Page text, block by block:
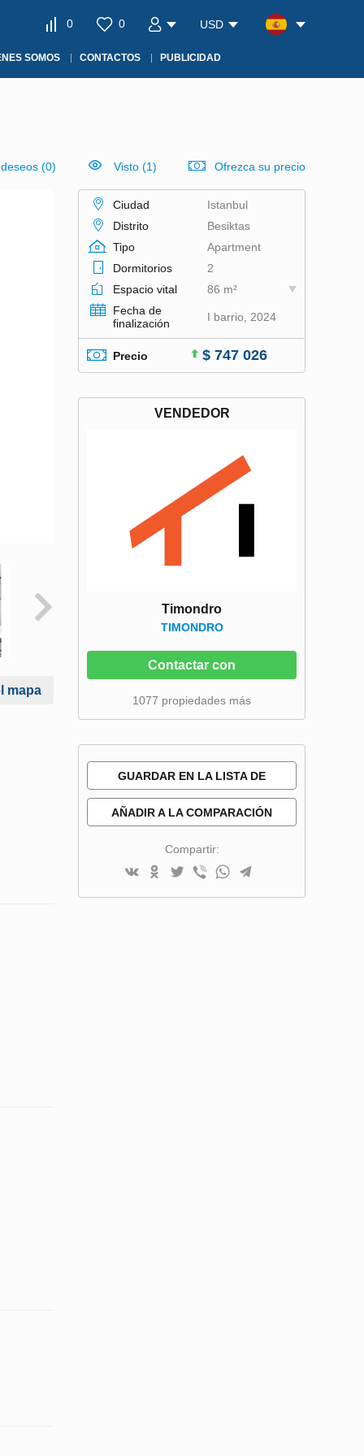
0 0 USD
SOMOS CONTACTOS PUBLICIDAD
(0) Visto (1) Ofrezca su precio
mapa
Ciudad
Istanbul
Distrito
Besiktas
Tipo
Apartment
Dormitorios
2
Espacio vital
86 m²
Fecha de
finalización
I barrio, 2024
Precio $ 747 026
VENDEDOR
Timondro
TIMONDRO
Contactar con
1077 propiedades más
GUARDAR EN LA LISTA DE
AÑADIR A LA COMPARACIÓN
Compartir: